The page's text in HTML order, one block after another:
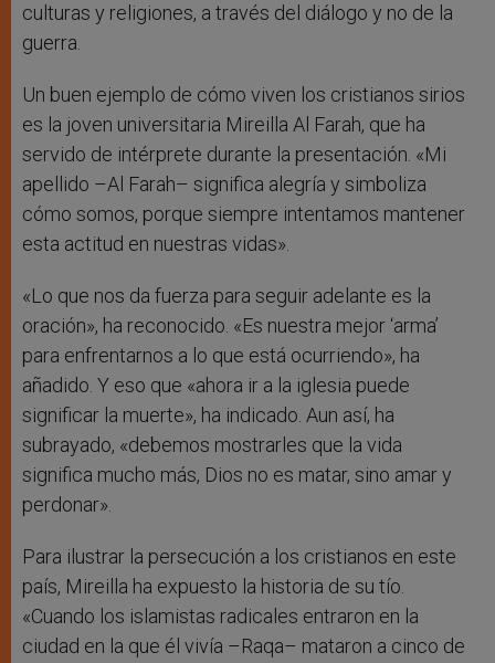
culturas y religiones, a través del diálogo y no de la
guerra.
Un buen ejemplo de cómo viven los cristianos sirios
es la joven universitaria Mireilla Al Farah, que ha
servido de intérprete durante la presentación. «Mi
apellido –Al Farah– significa alegría y simboliza
cómo somos, porque siempre intentamos mantener
esta actitud en nuestras vidas».
«Lo que nos da fuerza para seguir adelante es la
oración», ha reconocido. «Es nuestra mejor ‘arma’
para enfrentarnos a lo que está ocurriendo», ha
añadido. Y eso que «ahora ir a la iglesia puede
significar la muerte», ha indicado. Aun así, ha
subrayado, «debemos mostrarles que la vida
significa mucho más, Dios no es matar, sino amar y
perdonar».
Para ilustrar la persecución a los cristianos en este
país, Mireilla ha expuesto la historia de su tío.
«Cuando los islamistas radicales entraron en la
ciudad en la que él vivía –Raqa– mataron a cinco de